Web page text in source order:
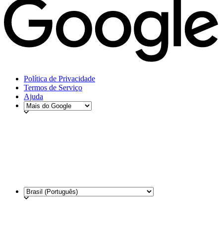
Política de Privacidade
Termos de Serviço
Ajuda